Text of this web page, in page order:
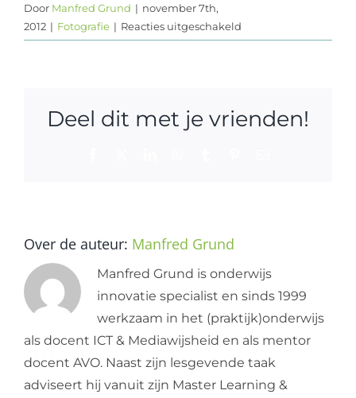
Door Manfred Grund | november 7th,
2012 | Fotografie | Reacties uitgeschakeld
Gratis
facebook
Deel dit met je vrienden!
Over de auteur: Manfred Grund
Manfred Grund is onderwijs
innovatie specialist en sinds 1999
werkzaam in het (praktijk)onderwijs
als docent ICT & Mediawijsheid en als mentor
docent AVO. Naast zijn lesgevende taak
adviseert hij vanuit zijn Master Learning &